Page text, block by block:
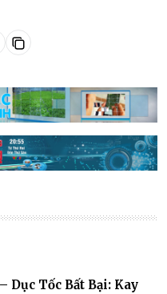
Dục Tốc Bất Bại: Kay